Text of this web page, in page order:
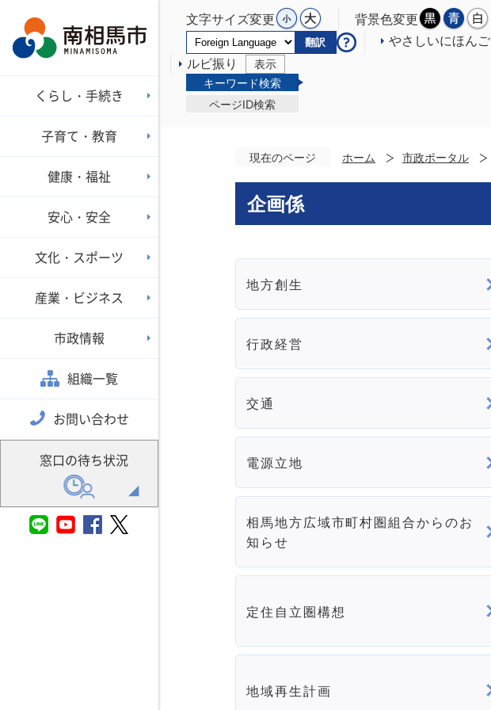
文字サイズ変更 背景色変更
翻訳 やさしいにほんご
ルビ振り
表示
キーワード検索
ページID検索
くらし・手続き
子育て・教育
健康・福祉
安心・安全
文化・スポーツ
産業・ビジネス
市政情報
組織一覧
お問い合わせ
窓口の待ち状況
現在のページ ホーム 市政ポータル
企画係
地方創生
行政経営
交通
電源立地
相馬地方広域市町村圏組合からのお
知らせ
定住自立圏構想
地域再生計画